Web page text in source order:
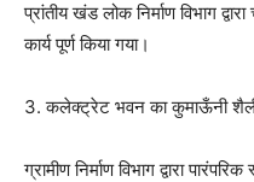
प्रांतीय खंड लोक निर्माण विभाग
कार्य पूर्ण किया गया।
3. कलेक्ट्रेट भवन का कुमाऊँनी
ग्रामीण निर्माण विभाग द्वारा